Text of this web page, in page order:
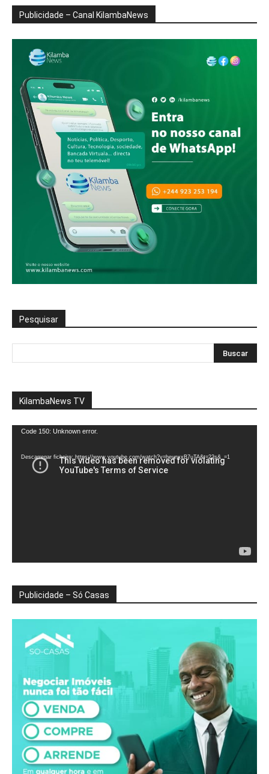
Publicidade – Canal KilambaNews
Pesquisar
KilambaNews TV
Reprodutor
vídeo
Code 150: Unknown error.
Descarregar ficheiro: https://www.youtube.com/watch?v=heunxxB7uTA&t=22s&_=1
Publicidade – Só Casas